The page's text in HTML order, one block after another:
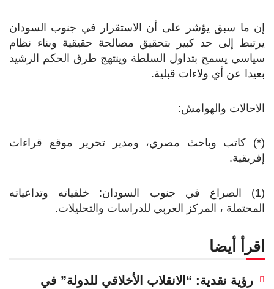
إن ما سبق يؤشر على أن الاستقرار في جنوب السودان
يرتبط إلى حد كبير بتحقيق مصالحة حقيقية وبناء نظام
سياسي يسمح بتداول السلطة وينتهج طرق الحكم الرشيد
بعيدا عن أي ولاءات قبلية.
الاحالات والهوامش:
(*) كاتب وباحث مصري، ومدير تحرير موقع قراءات
إفريقية.
(1) الصراع في جنوب السودان: خلفياته وتداعياته
المحتملة ، المركز العربي للدراسات والتحليلات.
اقرأ أيضا
رؤية نقدية: “الانقلاب الأخلاقي للدولة” في